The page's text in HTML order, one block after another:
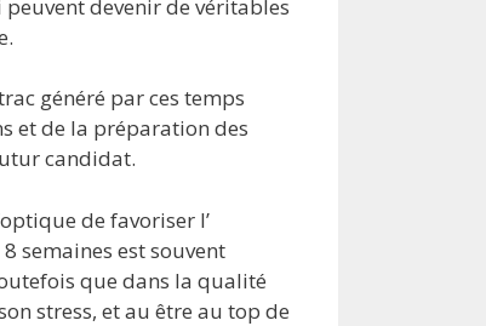
devenir de véritables
généré par ces temps
et de la préparation des
candidat.
de favoriser l’
semaines est souvent
que dans la qualité
stress, et au être au top de